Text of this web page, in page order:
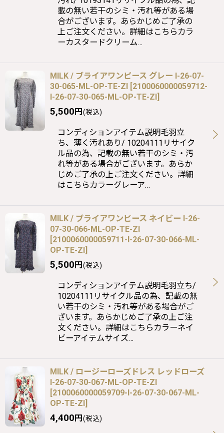
載の無い若干のシミ・汚れ等がある場
合がございます。あらかじめご了承の
上ご注文ください。詳細はこちらカラ
ーカスタードクリーム…
MILK / ブライアワンピース グレー I-26-07-
30-065-ML-OP-TE-ZI [2100060000059712-
I-26-07-30-065-ML-OP-TE-ZI]
5,500円(税込)
コンディションアイテム説明毛羽立
ち、薄く汚れあり/ 10204111リサイク
ル品の為、記載の無い若干のシミ・汚
れ等がある場合がございます。あらか
じめご了承の上ご注文ください。詳細
はこちらカラーグレーア…
MILK / ブライアワンピース ネイビー I-26-
07-30-066-ML-OP-TE-ZI
[2100060000059711-I-26-07-30-066-ML-
OP-TE-ZI]
5,500円(税込)
コンディションアイテム説明毛羽立ち/
10204111リサイクル品の為、記載の無
い若干のシミ・汚れ等がある場合がご
ざいます。あらかじめご了承の上ご注
文ください。詳細はこちらカラーネイ
ビーアイテムサイズ…
MILK / ロージーローズドレス レッドローズ
I-26-07-30-067-ML-OP-TE-ZI
[2100060000059709-I-26-07-30-067-ML-
OP-TE-ZI]
4,400円(税込)